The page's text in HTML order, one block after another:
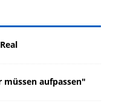
müssen aufpassen"